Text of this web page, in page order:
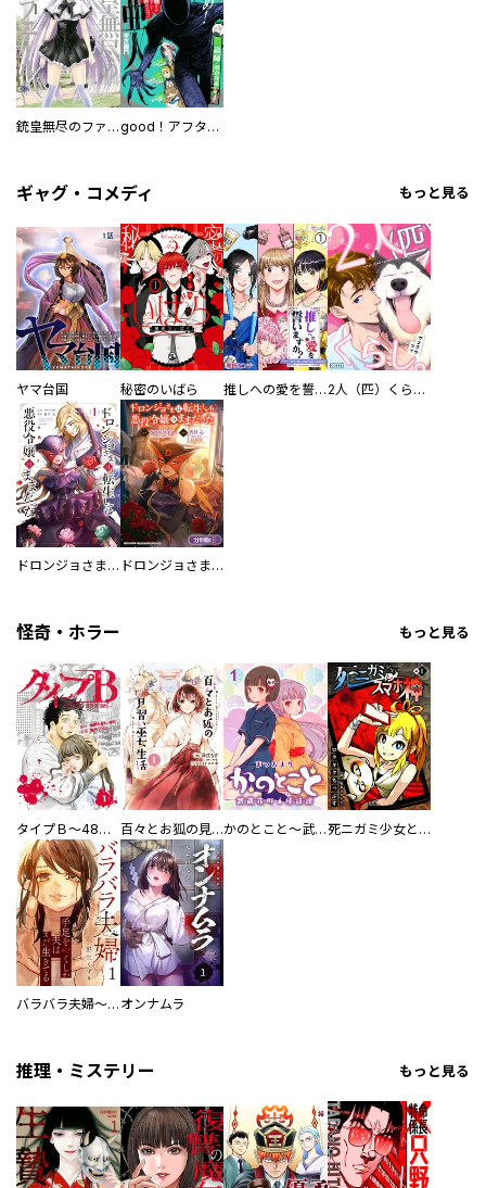
銃皇無尽のファフニール good！アフタヌーン
ギャグ・コメディ もっと見る
ヤマ台国 秘密のいばら 推しへの愛を誓いますか？～アラサー女子、推しは逃げぬが人生逃げる～ 2人（匹）くらし。
ドロンジョさまは転生しても悪役令嬢のままだった ドロンジョさまは転生しても悪役令嬢のままだった【分冊版】
怪奇・ホラー もっと見る
タイプＢ～48時間後、致死率100％～【単話】 百々とお狐の見習い巫女生活【単行本版】 かのとこと～武蔵花町怪話譚～ 【連載版】 死ニガミ少女とスマホ神
バラバラ夫婦～手足をなくした夫はまだ生きてる オンナムラ
推理・ミステリー もっと見る